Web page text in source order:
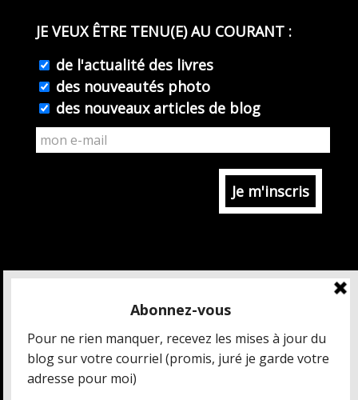
JE VEUX ÊTRE TENU(E) AU COURANT :
de l'actualité des livres
des nouveautés photo
des nouveaux articles de blog
MAIS QUI EST CÉDRIC CHARBONNEL ?
CRÉDITS ET MENTIONS LÉGALES
DONNÉES PERSONNELLES